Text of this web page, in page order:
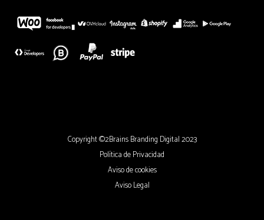
Copyright ©2Brains Branding Digital 2023
Política de Privacidad
Aviso de cookies
Aviso Legal